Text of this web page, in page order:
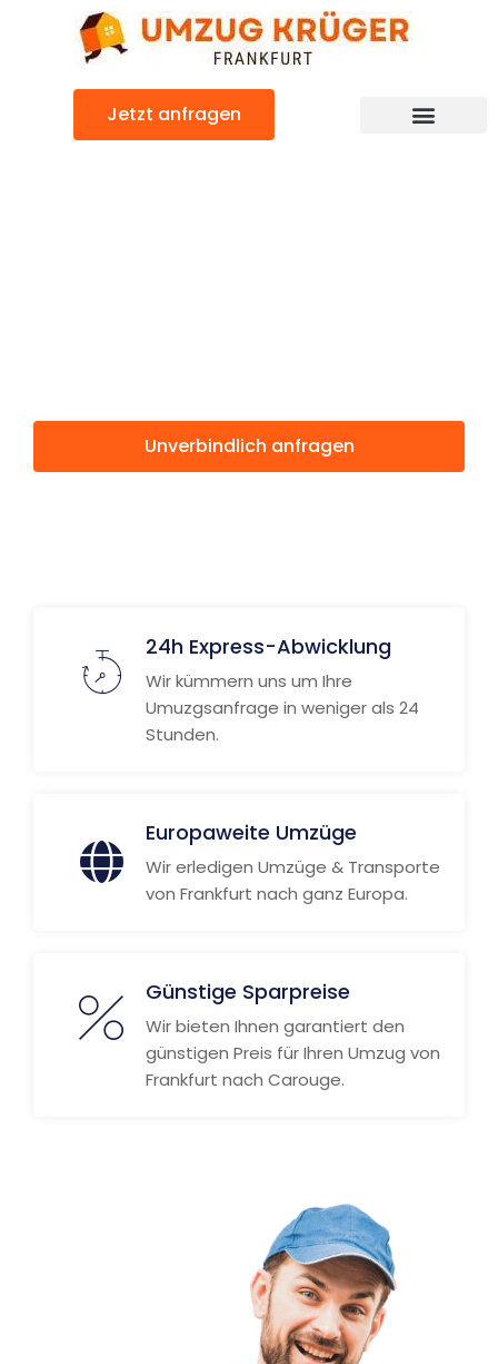
Jetzt anfragen
Unverbindlich anfragen
24h Express-Abwicklung
Wir kümmern uns um Ihre
Umuzgsanfrage in weniger als 24
Stunden.
Europaweite Umzüge
Wir erledigen Umzüge & Transporte
von Frankfurt nach ganz Europa.
Günstige Sparpreise
Wir bieten Ihnen garantiert den
günstigen Preis für Ihren Umzug von
Frankfurt nach Carouge.